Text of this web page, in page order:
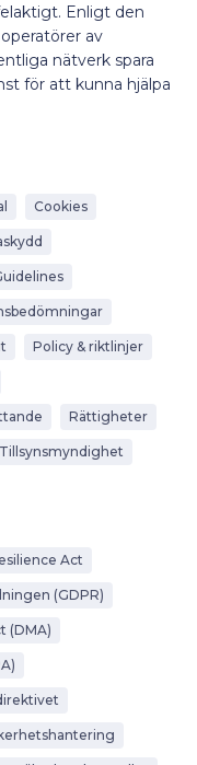
Enligt den
av
nätverk spara
för att kunna hjälpa
Cookies
Policy & riktlinjer
Rättigheter
Tillsynsmyndighet
Act
(GDPR)
(DMA)